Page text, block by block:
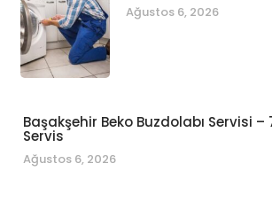
Ağustos 6, 2026
Başakşehir Beko Buzdolabı Servisi
Servis
Ağustos 6, 2026